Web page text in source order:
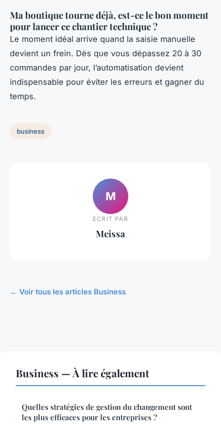
Ma boutique tourne déjà, est-ce le bon moment
pour lancer ce chantier technique ?
Le moment idéal arrive quand la saisie manuelle
devient un frein. Dès que vous dépassez 20 à 30
commandes par jour, l’automatisation devient
indispensable pour éviter les erreurs et gagner du
temps.
business
M
ECRIT PAR
Meissa
← Voir tous les articles Business
Business — À lire également
Quelles stratégies de gestion du changement sont
les plus efficaces pour les entreprises ?